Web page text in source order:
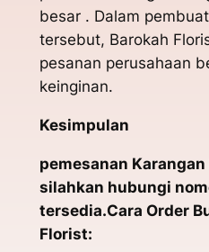
besar . Dalam
tersebut, Barokah
pesanan perusahaan
keinginan.
pemesanan
silahkan hubungi
tersedia.Cara Order
Florist: